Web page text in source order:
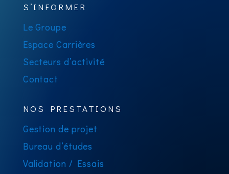
S’INFORMER
Le Groupe
Espace Carrières
Secteurs d’activité
Contact
NOS PRESTATIONS
Gestion de projet
Bureau d’études
Validation / Essais